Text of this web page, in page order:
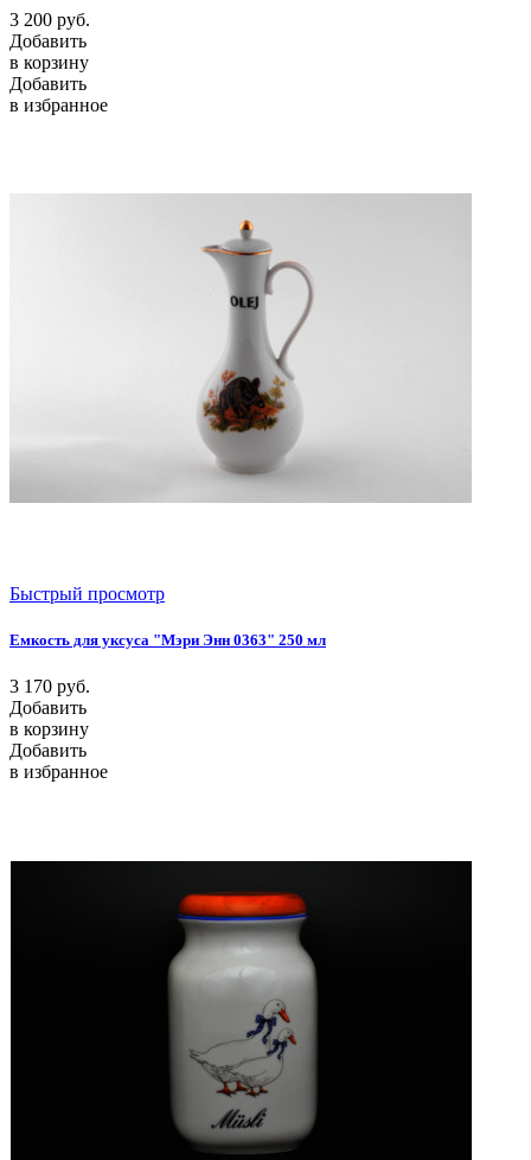
3 200 руб.
Добавить
в корзину
Добавить
в избранное
Быстрый просмотр
Емкость для уксуса "Мэри Энн 0363" 250 мл
3 170 руб.
Добавить
в корзину
Добавить
в избранное